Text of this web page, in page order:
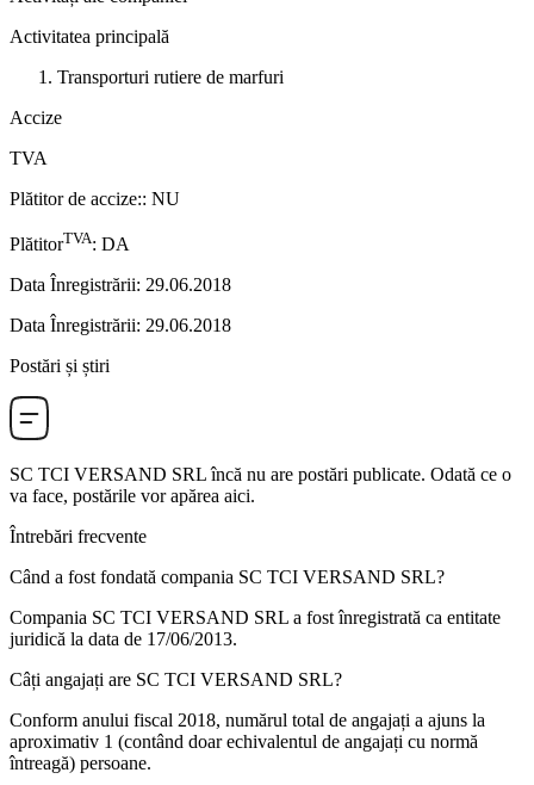
Activitatea principală
Transporturi rutiere de marfuri
Accize
TVA
Plătitor de accize:: NU
PlătitorTVA: DA
Data Înregistrării: 29.06.2018
Data Înregistrării: 29.06.2018
Postări și știri
SC TCI VERSAND SRLîncă nu are postări publicate. Odată ce o
va face, postările vor apărea aici.
Întrebări frecvente
Când a fost fondată compania SC TCI VERSAND SRL?
Compania SC TCI VERSAND SRL a fost înregistrată ca entitate
juridică la data de 17/06/2013.
Câți angajați are SC TCI VERSAND SRL?
Conform anului fiscal 2018, numărul total de angajați a ajuns la
aproximativ 1 (contând doar echivalentul de angajați cu normă
întreagă) persoane.